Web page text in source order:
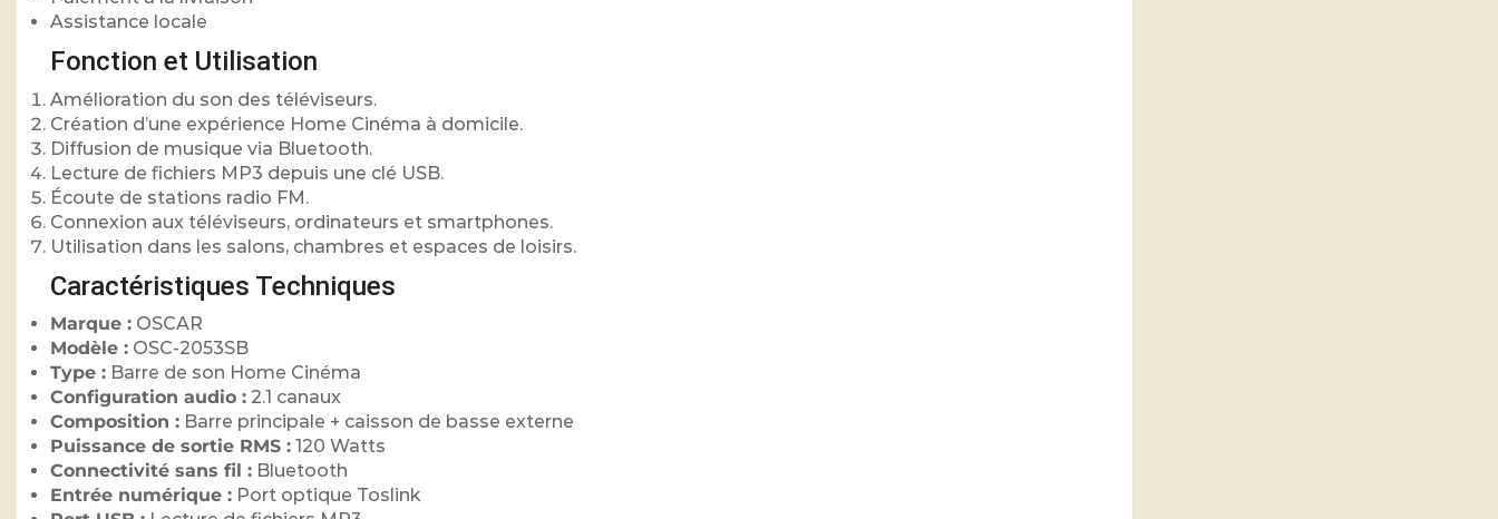
Assistance locale
Fonction et Utilisation
Amélioration du son des téléviseurs.
Création d’une expérience Home Cinéma à domicile.
Diffusion de musique via Bluetooth.
Lecture de fichiers MP3 depuis une clé USB.
Écoute de stations radio FM.
Connexion aux téléviseurs, ordinateurs et smartphones.
Utilisation dans les salons, chambres et espaces de loisirs.
Caractéristiques Techniques
Marque : OSCAR
Modèle : OSC-2053SB
Type : Barre de son Home Cinéma
Configuration audio : 2.1 canaux
Composition : Barre principale + caisson de basse externe
Puissance de sortie RMS : 120 Watts
Connectivité sans fil : Bluetooth
Entrée numérique : Port optique Toslink